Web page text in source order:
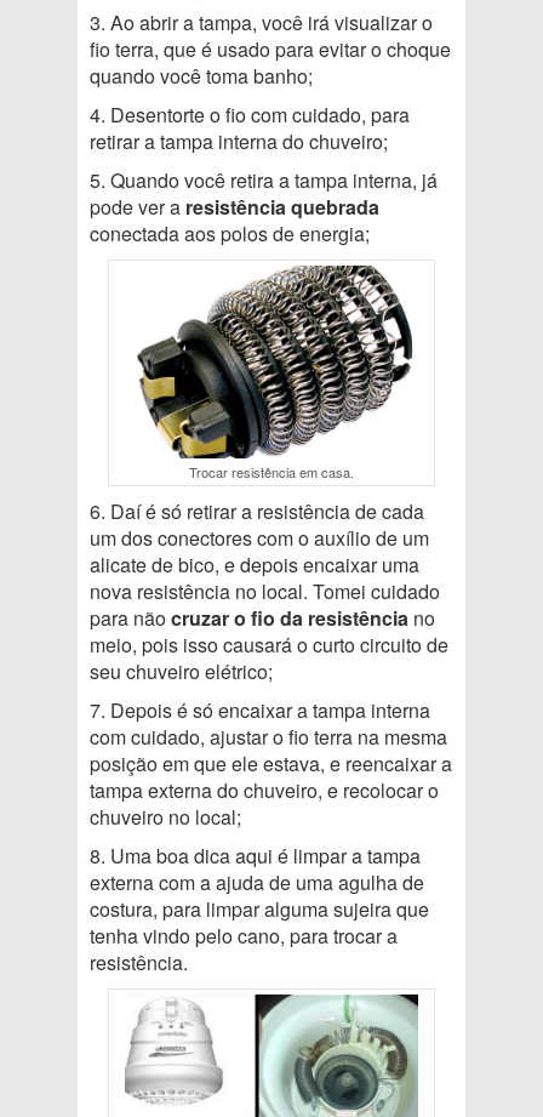
3. Ao abrir a tampa, você irá visualizar o
fio terra, que é usado para evitar o choque
quando você toma banho;
4. Desentorte o fio com cuidado, para
retirar a tampa interna do chuveiro;
5. Quando você retira a tampa interna, já
pode ver a resistência quebrada
conectada aos polos de energia;
Trocar resistência em casa.
6. Daí é só retirar a resistência de cada
um dos conectores com o auxílio de um
alicate de bico, e depois encaixar uma
nova resistência no local. Tomei cuidado
para nãocruzar o fio da resistência no
meio, pois isso causará o curto circuito de
seu chuveiro elétrico;
7. Depois é só encaixar a tampa interna
com cuidado, ajustar o fio terra na mesma
posição em que ele estava, e reencaixar a
tampa externa do chuveiro, e recolocar o
chuveiro no local;
8. Uma boa dica aqui é limpar a tampa
externa com a ajuda de uma agulha de
costura, para limpar alguma sujeira que
tenha vindo pelo cano, para trocar a
resistência.